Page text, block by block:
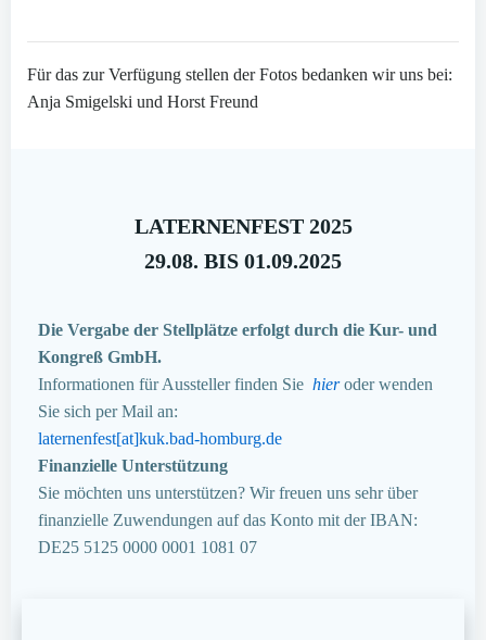
Für das zur Verfügung stellen der Fotos bedanken wir uns bei:
Anja Smigelski und Horst Freund
LATERNENFEST 2025
29.08. BIS 01.09.2025
Die Vergabe der Stellplätze erfolgt durch die Kur- und
Kongreß GmbH.
Informationen für Aussteller finden Sie hieroder wenden
Sie sich per Mail an:
laternenfest[at]kuk.bad-homburg.de
Finanzielle Unterstützung
Sie möchten uns unterstützen? Wir freuen uns sehr über
finanzielle Zuwendungen auf das Konto mit der IBAN:
DE25 5125 0000 0001 1081 07